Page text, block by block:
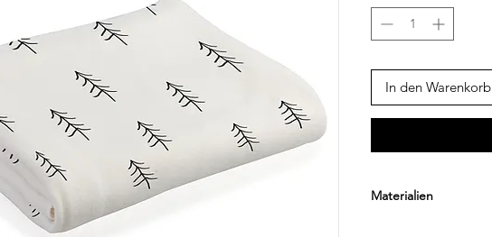
In den Warenkorb
Materialien